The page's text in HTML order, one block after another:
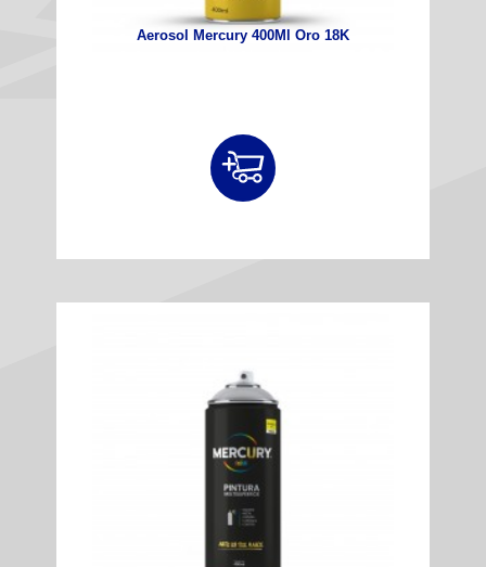
Aerosol Mercury 400Ml Oro 18K